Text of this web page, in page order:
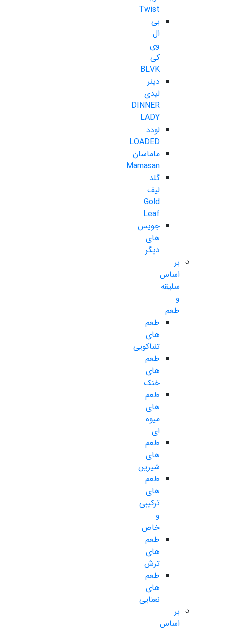
Twist
بی
ال
وی
کی
BLVK
دینر
لیدی
DINNER
LADY
لودد
LOADED
ماماسان
Mamasan
گلد
لیف
Gold
Leaf
جویس
های
دیگر
بر
اساس
سلیقه
و
طعم
طعم
های
تنباکویی
طعم
های
خنک
طعم
های
میوه
ای
طعم
های
شیرین
طعم
های
ترکیبی
و
خاص
طعم
های
ترش
طعم
های
نعنایی
بر
اساس